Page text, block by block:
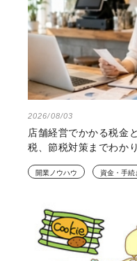
2026/08/03
店舗経営でかかる税金
税、節税対策までわか
開業ノウハウ 資金・手続